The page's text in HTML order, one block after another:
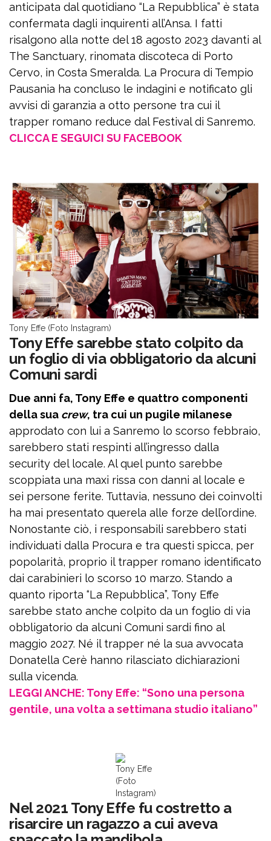
anticipata dal quotidiano “La Repubblica” è stata
confermata dagli inquirenti all’Ansa. I fatti
risalgono alla notte del 18 agosto 2023 davanti al
The Sanctuary, rinomata discoteca di Porto
Cervo, in Costa Smeralda. La Procura di Tempio
Pausania ha concluso le indagini e notificato gli
avvisi di garanzia a otto persone tra cui il
trapper romano reduce dal Festival di Sanremo.
CLICCA E SEGUICI SU FACEBOOK
Tony Effe (Foto Instagram)
Tony Effe sarebbe stato colpito da
un foglio di via obbligatorio da alcuni
Comuni sardi
Due anni fa, Tony Effe e quattro componenti
della sua crew, tra cui un pugile milanese
approdato con lui a Sanremo lo scorso febbraio,
sarebbero stati respinti all’ingresso dalla
security del locale. Al quel punto sarebbe
scoppiata una maxi rissa con danni al locale e
sei persone ferite. Tuttavia, nessuno dei coinvolti
ha mai presentato querela alle forze dell’ordine.
Nonostante ciò, i responsabili sarebbero stati
individuati dalla Procura e tra questi spicca, per
popolarità, proprio il trapper romano identificato
dai carabinieri lo scorso 10 marzo. Stando a
quanto riporta “La Repubblica”, Tony Effe
sarebbe stato anche colpito da un foglio di via
obbligatorio da alcuni Comuni sardi fino al
maggio 2027. Né il trapper né la sua avvocata
Donatella Cerè hanno rilasciato dichiarazioni
sulla vicenda.
LEGGI ANCHE: Tony Effe: “Sono una persona
gentile, una volta a settimana studio italiano”
Tony Effe
(Foto
Instagram)
Nel 2021 Tony Effe fu costretto a
risarcire un ragazzo a cui aveva